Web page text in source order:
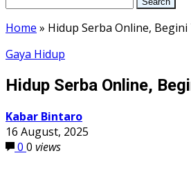
Home » Hidup Serba Online,
Gaya Hidup
Hidup Serba Online,
Kabar Bintaro
16 August, 2025
0 0 views